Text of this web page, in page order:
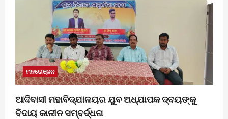
ମନରୋଞ୍ଜନ
ଆଦିବାସୀ ମହାବିଦ୍ଯାଳୟର ଯୁବ ଅଧ୍ଯାପକ ଦ୍ବୟଙ୍କୁ
ବିଦାୟ କାଳୀନ ସମ୍ବର୍ଦ୍ଧନା